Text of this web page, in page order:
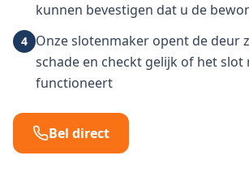
kunnen bevestigen dat u de
4 Onze slotenmaker opent de deur
schade en checkt gelijk of het slot
functioneert
Bel direct